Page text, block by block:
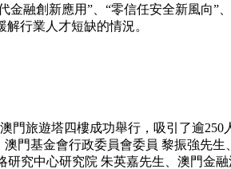
融創新應用”、“零信任安全新風向”
行業人才短缺的情況。
門旅遊塔四樓成功舉行，吸引了逾
門基金會行政委員會委員 黎振強先
究中心研究院 朱英嘉先生、澳門金